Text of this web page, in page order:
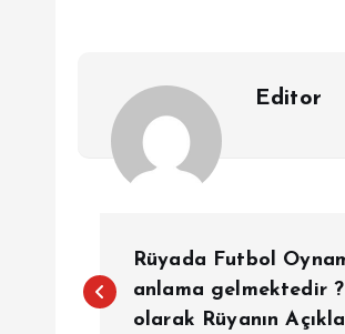
Editor
a
Rüyada Futbol
anlama gelmektedir
olarak Rüyanın